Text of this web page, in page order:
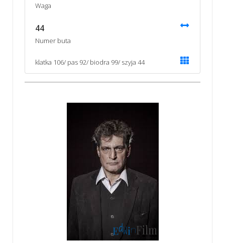
Waga
44
Numer buta
klatka 106/ pas 92/ biodra 99/ szyja 44